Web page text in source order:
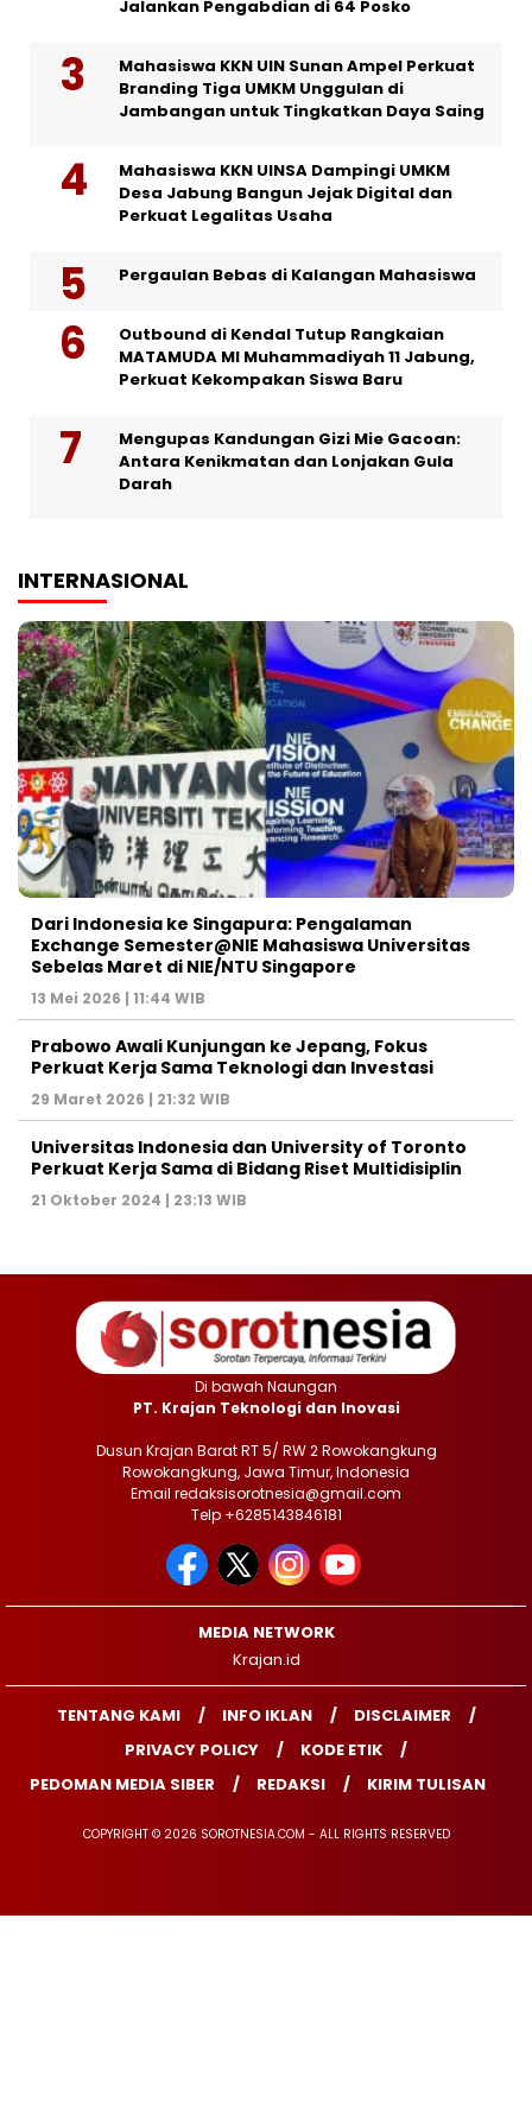
Jalankan Pengabdian di 64 Posko
Mahasiswa KKN UIN Sunan Ampel Perkuat
Branding Tiga UMKM Unggulan di
Jambangan untuk Tingkatkan Daya Saing
Mahasiswa KKN UINSA Dampingi UMKM
Desa Jabung Bangun Jejak Digital dan
Perkuat Legalitas Usaha
Pergaulan Bebas di Kalangan Mahasiswa
Outbound di Kendal Tutup Rangkaian
MATAMUDA MI Muhammadiyah 11 Jabung,
Perkuat Kekompakan Siswa Baru
Mengupas Kandungan Gizi Mie Gacoan:
Antara Kenikmatan dan Lonjakan Gula
Darah
INTERNASIONAL
Dari Indonesia ke Singapura: Pengalaman
Exchange Semester@NIE Mahasiswa Universitas
Sebelas Maret di NIE/NTU Singapore
13 Mei 2026 | 11:44 WIB
Prabowo Awali Kunjungan ke Jepang, Fokus
Perkuat Kerja Sama Teknologi dan Investasi
29 Maret 2026 | 21:32 WIB
Universitas Indonesia dan University of Toronto
Perkuat Kerja Sama di Bidang Riset Multidisiplin
21 Oktober 2024 | 23:13 WIB
Di bawah Naungan
PT. Krajan Teknologi dan Inovasi
Dusun Krajan Barat RT 5/ RW 2 Rowokangkung
Rowokangkung, Jawa Timur, Indonesia
Email redaksisorotnesia@gmail.com
Telp +6285143846181
MEDIA NETWORK
Krajan.id
TENTANG KAMI INFO IKLAN
DISCLAIMER
PRIVACY POLICY
KODE ETIK
PEDOMAN MEDIA SIBER
REDAKSI KIRIM TULISAN
COPYRIGHT © 2026 SOROTNESIA.COM - ALL RIGHTS RESERVED